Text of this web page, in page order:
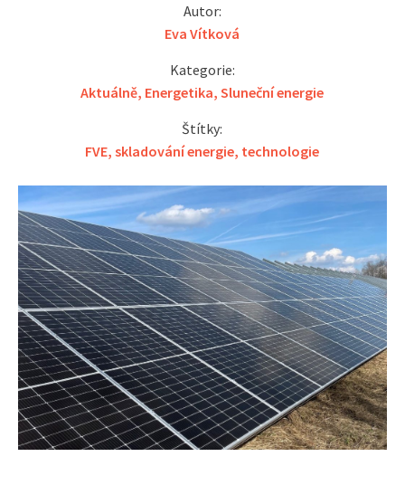
Autor:
Eva Vítková
Kategorie:
Aktuálně, Energetika,Sluneční energie
Štítky:
FVE,skladování energie, technologie